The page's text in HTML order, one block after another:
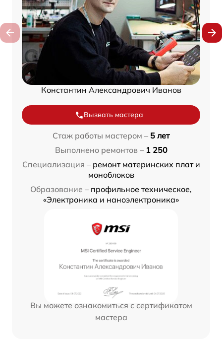
Константин Александрович Иванов
Вызвать мастера
Стаж работы мастером – 5 лет
Выполнено ремонтов – 1 250
Специализация – ремонт материнских плат и
моноблоков
Образование – профильное техническое,
«Электроника и наноэлектроника»
Вы можете ознакомиться с сертификатом
мастера